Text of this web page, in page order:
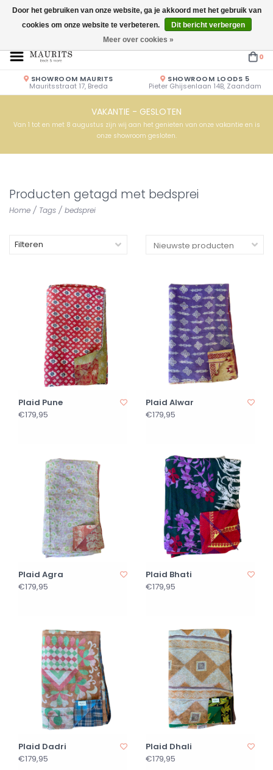
Openingstijden: Vrijdag & Zaterdag 10.00u - 17.00u of op afspraak!
0
SHOWROOM MAURITS
Mauritsstraat 17, Breda
SHOWROOM LOODS 5
Pieter Ghijsenlaan 14B, Zaandam
VAKANTIE - GESLOTEN
Van 1 tot en met 8 augustus zijn wij aan het genieten van onze vakantie en is
onze showroom gesloten.
Producten getagd met bedsprei
Home / Tags / bedsprei
Filteren
Plaid Pune
€179,95
Plaid Alwar
€179,95
Plaid Agra
€179,95
Plaid Bhati
€179,95
Plaid Dadri
€179,95
Plaid Dhali
€179,95
Door het gebruiken van onze website, ga je akkoord met het gebruik van
cookies om onze website te verbeteren.
Dit bericht verbergen
Meer over cookies »